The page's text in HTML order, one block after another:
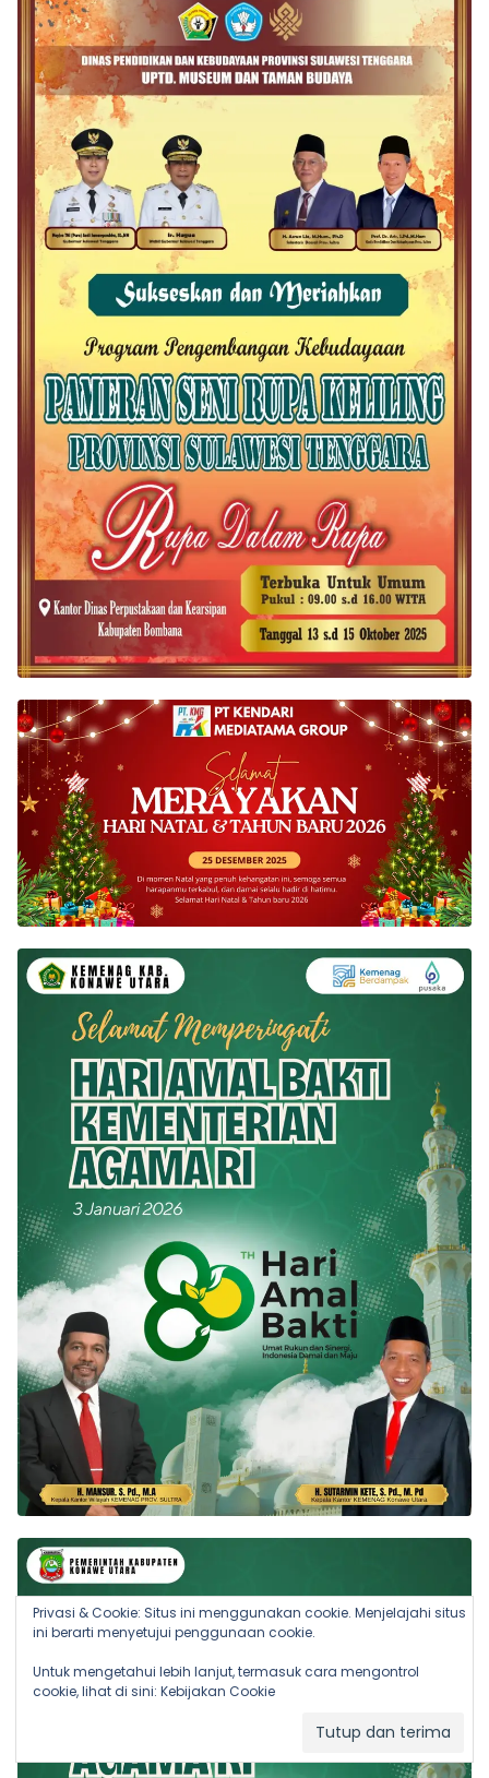
Privasi & Cookie: Situs ini menggunakan cookie. Menjelajahi situs
ini berarti menyetujui penggunaan cookie.
Untuk mengetahui lebih lanjut, termasuk cara mengontrol
cookie, lihat di sini: Kebijakan Cookie